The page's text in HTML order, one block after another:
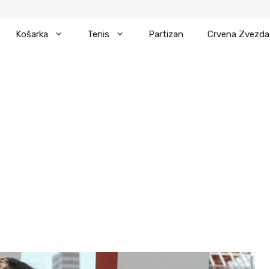
Košarka Tenis Partizan Crvena Zvezda